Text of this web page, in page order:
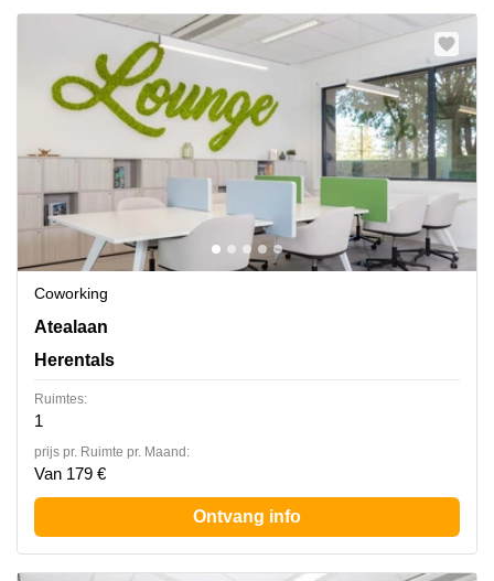
Coworking
Atealaan 34, Herentals
Atealaan
Herentals
Ruimtes:
1
prijs pr. Ruimte pr. Maand:
Van 179 €
Ontvang info